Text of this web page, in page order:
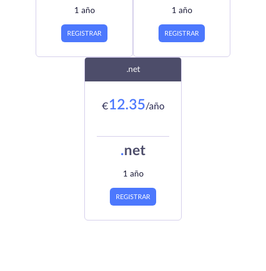
1 año
REGISTRAR
1 año
REGISTRAR
.net
€12.35/año
.net
1 año
REGISTRAR